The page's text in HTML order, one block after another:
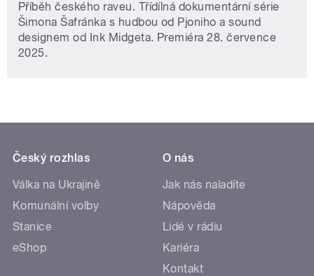
Příběh českého raveu. Třídílná dokumentární série
Šimona Šafránka s hudbou od Pjoniho a sound
designem od Ink Midgeta. Premiéra 28. července
2025.
Český rozhlas
Válka na Ukrajině
Komunální volby
Stanice
eShop
O nás
Jak nás naladíte
Nápověda
Lidé v rádiu
Kariéra
Kontakt